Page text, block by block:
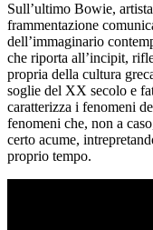
Sull’ultimo Bowie,
frammentazione
dell’immaginario
che riporta all’incipit,
propria della cultura
soglie del XX secolo e
caratterizza i fenomeni
fenomeni che, non a
certo acume,
proprio tempo.